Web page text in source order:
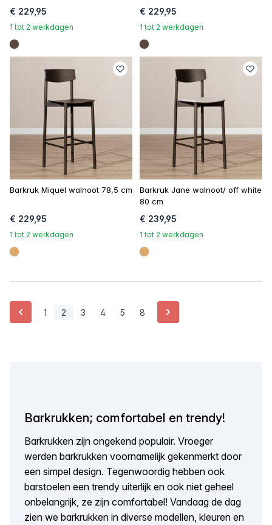
€ 229,95
1 tot 2 werkdagen
#594840
€ 229,95
1 tot 2 werkdagen
#594840
Barkruk Miquel walnoot 78,5 cm
€ 229,95
1 tot 2 werkdagen
#dca96a
Barkruk Jane walnoot/ off white
80 cm
€ 239,95
1 tot 2 werkdagen
#dca96a
Vorige 1 2 3 4 5 8 Volgende
Barkrukken; comfortabel en trendy!
Barkrukken zijn ongekend populair. Vroeger
werden barkrukken voornamelijk gekenmerkt door
een simpel design. Tegenwoordig hebben ook
barstoelen een trendy uiterlijk en ook niet geheel
onbelangrijk, ze zijn comfortabel! Vandaag de dag
zien we barkrukken in diverse modellen, kleuren en